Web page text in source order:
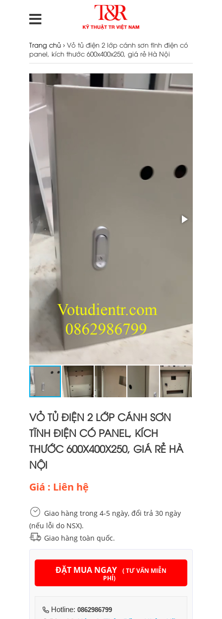
Trang chủ › Vỏ tủ điện 2 lớp cánh sơn tĩnh điện có
panel, kích thước 600x400x250, giá rẻ Hà Nội
VỎ TỦ ĐIỆN 2 LỚP CÁNH SƠN
TĨNH ĐIỆN CÓ PANEL, KÍCH
THƯỚC 600X400X250, GIÁ RẺ HÀ
NỘI
Giá : Liên hệ
Giao hàng trong 4-5 ngày, đổi trả 30 ngày
(nếu lỗi do NSX).
Giao hàng toàn quốc.
ĐẶT MUA NGAY
( TƯ VẤN MIỄN
PHÍ)
Hotline: 0862986799